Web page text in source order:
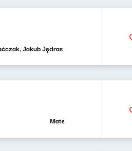
Jakub Jędras
Mateusz Andruszkiewicz,